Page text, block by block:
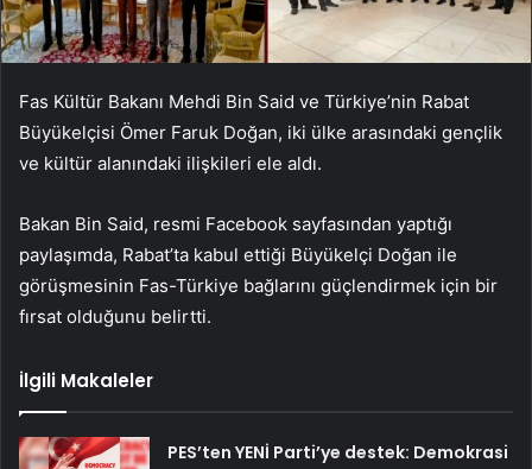
Fas Kültür Bakanı Mehdi Bin Said ve Türkiye’nin Rabat
Büyükelçisi Ömer Faruk Doğan, iki ülke arasındaki gençlik
ve kültür alanındaki ilişkileri ele aldı.
Bakan Bin Said, resmi Facebook sayfasından yaptığı
paylaşımda, Rabat’ta kabul ettiği Büyükelçi Doğan ile
görüşmesinin Fas-Türkiye bağlarını güçlendirmek için bir
fırsat olduğunu belirtti.
İlgili Makaleler
PES’ten YENİ Parti’ye destek: Demokrasi